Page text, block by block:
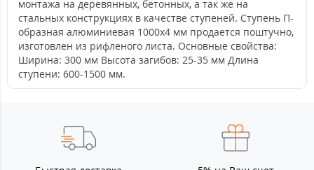
монтажа на деревянных, бетонных, а так же на
стальных конструкциях в качестве ступеней. Ступень П-
образная алюминиевая 1000x4 мм продается поштучно,
изготовлен из рифленого листа. Основные свойства:
Ширина: 300 мм Высота загибов: 25-35 мм Длина
ступени: 600-1500 мм.